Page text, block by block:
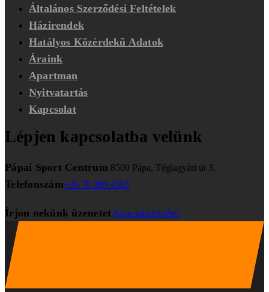
Általános Szerződési Feltételek
Házirendek
Hatályos Közérdekű Adatok
Áraink
Apartman
Nyitvatartás
Kapcsolat
Lépjen kapcsolatba velünk
Pápai Sport Centrum 8500 Pápa, Téglagyári út 3.
Telefonszám+36 70 489 4565
Írjon nekünk üzenetet Kapcsolatfelvétel